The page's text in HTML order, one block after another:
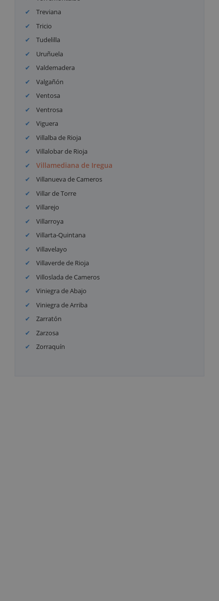
Treviana
Tricio
Tudelilla
Uruñuela
Valdemadera
Valgañón
Ventosa
Ventrosa
Viguera
Villalba de Rioja
Villalobar de Rioja
Villamediana de Iregua
Villanueva de Cameros
Villar de Torre
Villarejo
Villarroya
Villarta-Quintana
Villavelayo
Villaverde de Rioja
Villoslada de Cameros
Viniegra de Abajo
Viniegra de Arriba
Zarratón
Zarzosa
Zorraquín